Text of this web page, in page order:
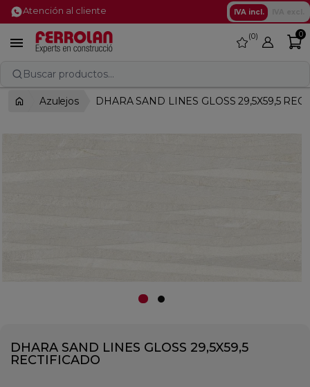
Atención al cliente IVA incl.
 favorite
0 0
Buscar productos...
Azulejos DHARA SAND LINES GLOSS 29,5X59,5
DHARA SAND LINES GLOSS 29,5X59,5
RECTIFICADO